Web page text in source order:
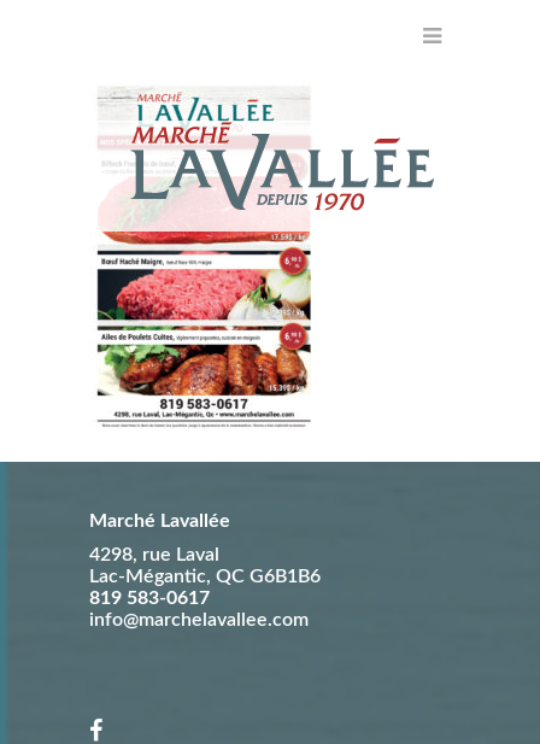
Marché Lavallée
4298, rue Laval
Lac-Mégantic, QC G6B1B6
819 583-0617
info@marchelavallee.com